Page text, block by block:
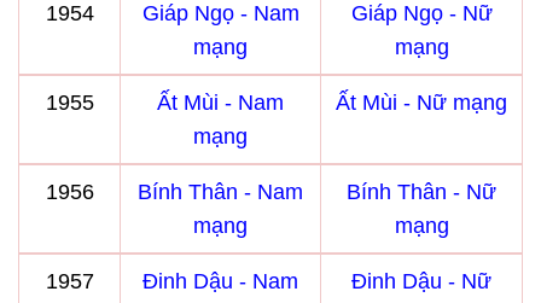
1954
Giáp Ngọ - Nam
mạng
Giáp Ngọ - Nữ
mạng
1955
Ất Mùi - Nam
mạng
Ất Mùi - Nữ mạng
1956
Bính Thân - Nam
mạng
Bính Thân - Nữ
mạng
1957
Đinh Dậu - Nam
Đinh Dậu - Nữ